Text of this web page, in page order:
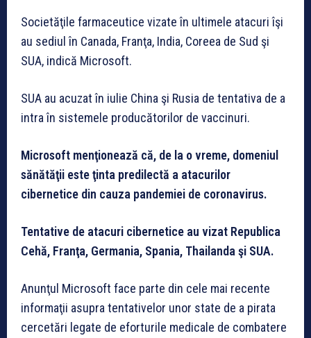
Societăţile farmaceutice vizate în ultimele atacuri îşi
au sediul în Canada, Franţa, India, Coreea de Sud şi
SUA, indică Microsoft.
SUA au acuzat în iulie China şi Rusia de tentativa de a
intra în sistemele producătorilor de vaccinuri.
Microsoft menţionează că, de la o vreme, domeniul
sănătăţii este ţinta predilectă a atacurilor
cibernetice din cauza pandemiei de coronavirus.
Tentative de atacuri cibernetice au vizat Republica
Cehă, Franţa, Germania, Spania, Thailanda şi SUA.
Anunţul Microsoft face parte din cele mai recente
informaţii asupra tentativelor unor state de a pirata
cercetări legate de eforturile medicale de combatere